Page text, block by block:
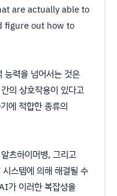
are actually able to
figure out how to
력을 넘어서는 것은
의 상호작용이 있다고
에 적합한 종류의
츠하이머병, 그리고
스템에 의해 해결될 수
가 이러한 복잡성을